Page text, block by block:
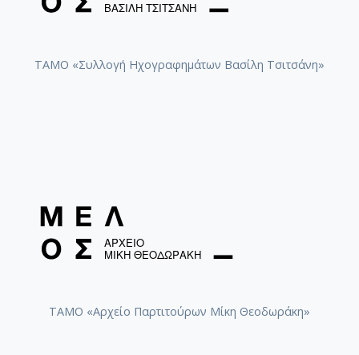
ΤΑΜΟ «Συλλογή Ηχογραφημάτων Βασίλη Τσιτσάνη»
ΤΑΜΟ «Αρχείο Παρτιτούρων Μίκη Θεοδωράκη»